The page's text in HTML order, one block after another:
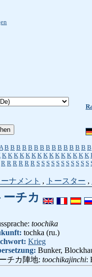
A B B B B B B B B B B B B B B B
K K K K K K K K K K K K K K K
R R R R R R S S S S S S S S S S S
ーナメント , トースター ,
ーチカ
toochika
tochka (ru.)
Krieg
Bunker,
ーチカ陣地: toochikajinchi: